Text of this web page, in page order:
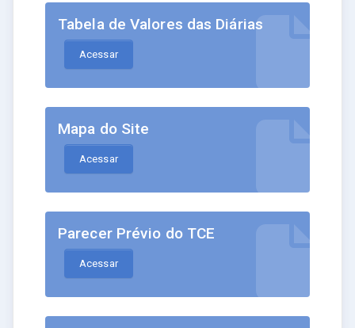
Tabela de Valores das Diárias
Acessar
Mapa do Site
Acessar
Parecer Prévio do TCE
Acessar